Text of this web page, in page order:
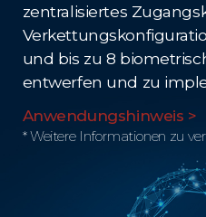
zentralisiertes
und bis zu 8
entwerfen und zu
Anwendungshinweis >
* Weitere Informationen zu